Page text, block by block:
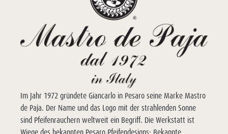
Im Jahr 1972 gründete Giancarlo in Pesaro seine Marke Mastro
de Paja. Der Name und das Logo mit der strahlenden Sonne
sind Pfeifenrauchern weltweit ein Begriff. Die Werkstatt ist